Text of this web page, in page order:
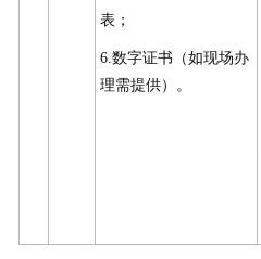
表；
6.数字证书（如现场办
理需提供）。